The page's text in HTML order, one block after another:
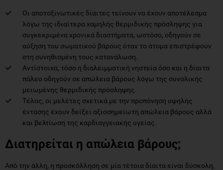
Οι αποτοξινωτικές δίαιτες τείνουν να έχουν αποτέλεσμα
λόγω της ιδιαίτερα χαμηλής θερμιδικής πρόσληψης για
συγκεκριμένα χρονικά διαστήματα, ωστόσο, οδηγούν σε
αύξηση του σωματικού βάρους όταν τα άτομα επιστρέφουν
στη συνηθισμένη τους κατανάλωση.
Αντίστοιχα, τόσο η διαλειμματική νηστεία όσο και η δίαιτα
πάλεο οδηγούν σε απώλεια βάρους λόγω της συνολικής
μειωμένης θερμιδικής πρόσληψης.
Τέλος, οι μελέτες σχετικά με την προπόνηση υψηλής
έντασης έχουν δείξει αξιοσημείωτη απώλεια βάρους αλλά
και βελτίωση της καρδιαγγειακής υγείας.
Διατηρείται η απώλεια βάρους;
Από την άλλη, η προσκόλληση σε μία τέτοια δίαιτα είναι δύσκολη,